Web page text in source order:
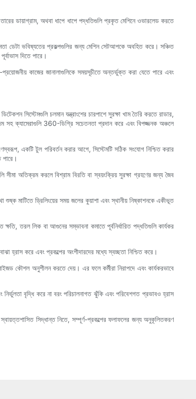
ডায়াগ্রাম, অথবা ধাপে ধাপে পদ্ধতিগুলি প্রকৃত মেশিনে ওভারলেড করতে
ডেটা ভবিষ্যতের প্রকল্পগুলির জন্য মেশিন সেটআপকে অবহিত করে। সঞ্চিত
দিতে পারে।
প্রয়োজনীয় কাজের জানালাগুলিকে সময়সূচীতে অন্তর্ভুক্ত করা যেতে পারে এবং
সিস্টেমগুলি চলমান যন্ত্রাংশের চারপাশে সুরক্ষা খাম তৈরি করতে রাডার,
সহ ক্যামেরাগুলি 360-ডিগ্রি সচেতনতা প্রদান করে এবং বিপজ্জনক অঞ্চলে
একটি টুল পরিবর্তন করার আগে, সিস্টেমটি সঠিক সংযোগ নিশ্চিত করার
সীমা অতিক্রম করলে বিশ্রাম বিরতি বা স্বয়ংক্রিয় সুরক্ষা গ্রহণের জন্য জৈব
মাটিতে ড্রিলিংয়ের সময় জলের কুয়াশা এবং স্থানীয় নিষ্কাশনকে একীভূত
তরল লিক বা আগুনের সম্ভাবনা কমাতে পূর্বনির্ধারিত পদ্ধতিগুলি কার্যকর
হ্রাস করে এবং প্রকল্পের অংশীদারদের মধ্যে স্বচ্ছতা নিশ্চিত করে।
কৌশল অনুশীলন করতে দেয়। এর ফলে কর্মীরা নিরাপদে এবং কার্যকরভাবে
বৃদ্ধি করে না বরং পরিচালনাগত ঝুঁকি এবং পরিবেশগত প্রভাবও হ্রাস
সিদ্ধান্ত নিতে, সম্পূর্ণ-প্রকল্পের ফলাফলের জন্য অনুকূলিতকরণ